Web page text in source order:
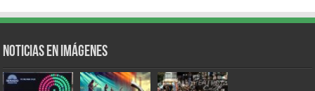
Noticias en Imágenes